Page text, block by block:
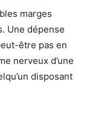
marges
Une dépense
être pas en
nerveux d’une
disposant